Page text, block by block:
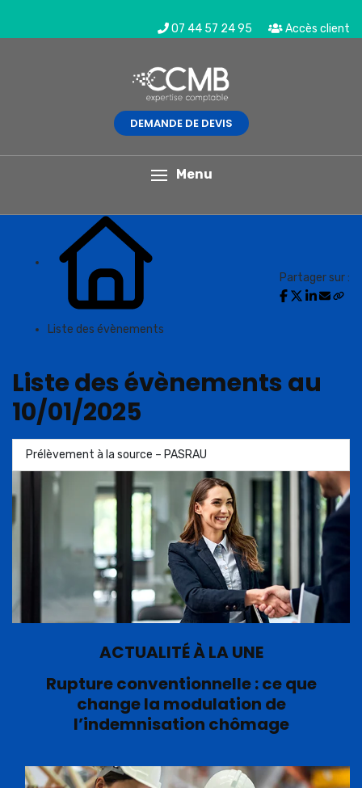
07 44 57 24 95 Accès client
DEMANDE DE DEVIS
Menu
L'actualité du mois
Liste des évènements
Partager sur :
Liste des évènements au
10/01/2025
Prélèvement à la source – PASRAU
ACTUALITÉ À LA UNE
Rupture conventionnelle : ce que
change la modulation de
l’indemnisation chômage